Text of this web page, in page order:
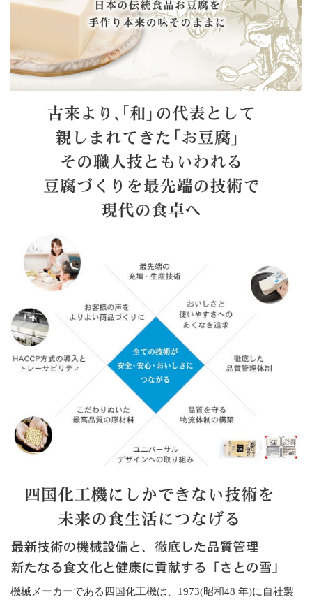
機械メーカーである四国化工機は、1973(昭和48 年)に自社製